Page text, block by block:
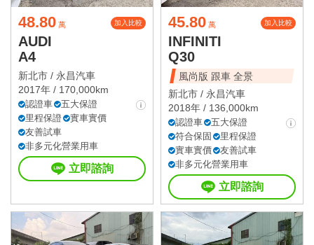
48.80 萬 加入比較
AUDI
A4
新北市 / 永昌汽車
2017年 / 170,000km
認證車
五大保證
里程保證
實車實價
友善試車
非多元化營業用車
立即諮詢
45.80 萬 加入比較
INFINITI
Q30
風尚版 跟車 全景
新北市 / 永昌汽車
2018年 / 136,000km
認證車
五大保證
符合保固
里程保證
實車實價
友善試車
非多元化營業用車
立即諮詢